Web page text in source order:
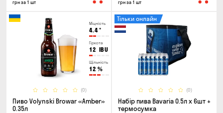
грн за 1 шт грн за 1 шт
Міцність
4.4°
Гіркота
12 IBU
Щільність
12 %
(0)
Пиво Volynski Browar «Amber»
0.35л
(0)
Тільки онлайн
Набір пива Bavaria 0.5л х 6шт +
термосумка